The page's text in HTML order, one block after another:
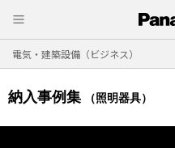
電気・建築設備（ビジネス）
納入事例集 （照明器具）